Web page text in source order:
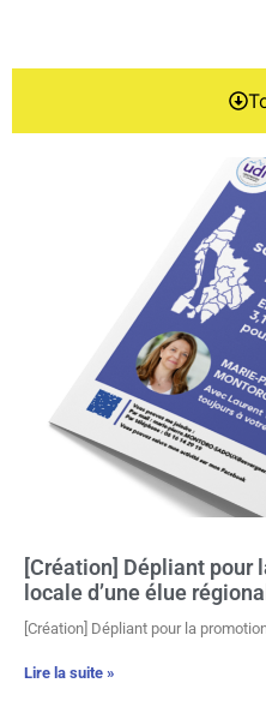
[Création] Dépliant pour
locale d’une élue
[Création] Dépliant pour la
Lire la suite »